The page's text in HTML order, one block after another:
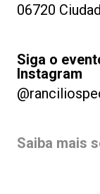
06720
Siga o
Instagram
Saiba mais